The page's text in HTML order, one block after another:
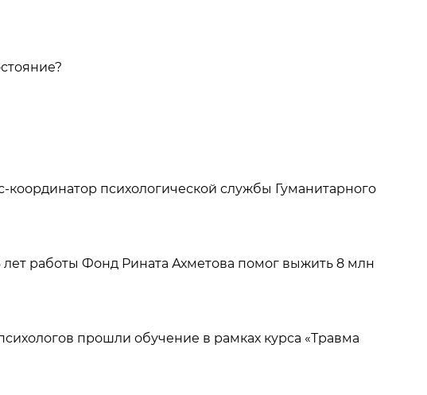
координатор психологической службы Гуманитарного
работы Фонд Рината Ахметова помог выжить 8 млн
прошли обучение в рамках курса «Травма